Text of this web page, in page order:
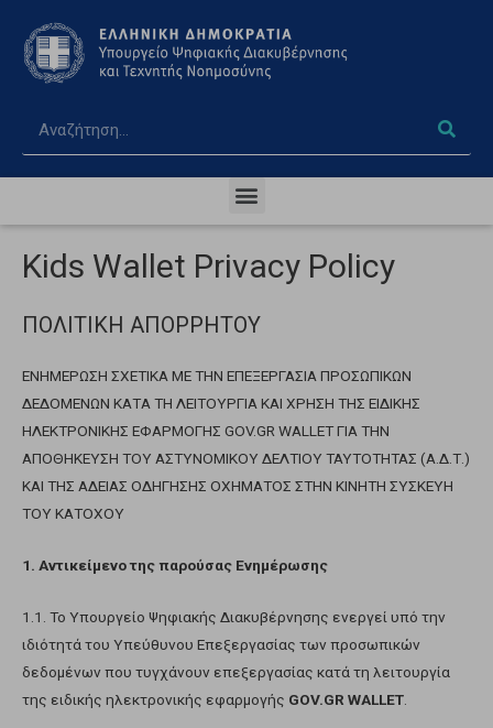
Kids Wallet Privacy Policy
ΠΟΛΙΤΙΚΗ ΑΠΟΡΡΗΤΟΥ
ΕΝΗΜΕΡΩΣΗ ΣΧΕΤΙΚΑ ΜΕ ΤΗΝ ΕΠΕΞΕΡΓΑΣΙΑ ΠΡΟΣΩΠΙΚΩΝ
ΔΕΔΟΜΕΝΩΝ ΚΑΤA ΤΗ ΛΕΙΤΟΥΡΓΙΑ ΚΑΙ ΧΡΗΣΗ ΤΗΣ ΕΙΔΙΚΗΣ
ΗΛΕΚΤΡΟΝΙΚΗΣ ΕΦΑΡΜΟΓΗΣ GOV.GR WALLET ΓΙΑ ΤHN
ΑΠΟΘΗΚΕΥΣΗ ΤΟΥ ΑΣΤΥΝΟΜΙΚΟΥ ΔΕΛΤΙΟΥ ΤΑΥΤΟΤΗΤΑΣ (Α.Δ.Τ.)
ΚΑΙ ΤΗΣ ΑΔΕΙΑΣ ΟΔΗΓΗΣΗΣ ΟΧΗΜΑΤΟΣ ΣΤΗΝ ΚΙΝΗΤΗ ΣΥΣΚΕΥΗ
ΤΟΥ ΚΑΤΟΧΟΥ
1. Αντικείμενο της παρούσας Ενημέρωσης
1.1. Το Υπουργείο Ψηφιακής Διακυβέρνησης ενεργεί υπό την
ιδιότητά του Υπεύθυνου Επεξεργασίας των προσωπικών
δεδομένων που τυγχάνουν επεξεργασίας κατά τη λειτουργία
της ειδικής ηλεκτρονικής εφαρμογής GOV.GR WALLET